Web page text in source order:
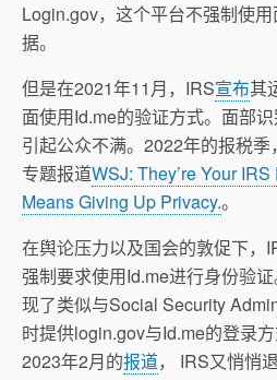
Login.gov，这个平台不强制使
据。
但是在2021年11月，IRS宣布其
面使用Id.me的验证方式。面部
引起公众不满。2022年的报税
专题报道WSJ: They’re Your
Means Giving Up Privacy.。
在舆论压力以及国会的敦促下，
强制要求使用Id.me进行身份验
现了类似与Social Security
时提供login.gov与Id.me的登录
2023年2月的报道， IRS又悄悄